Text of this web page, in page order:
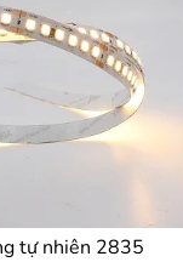
tự nhiên 2835